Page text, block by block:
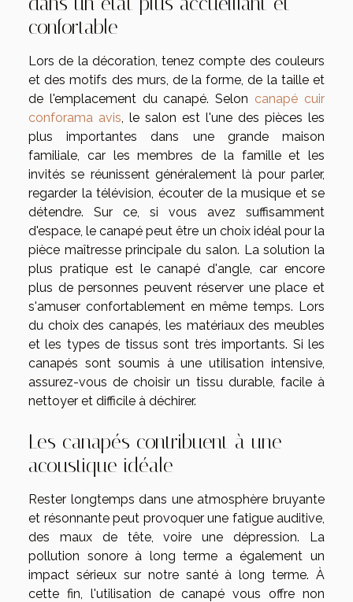
confortable
Lors de la décoration, tenez compte des couleurs
et des motifs des murs, de la forme, de la taille et
de l'emplacement du canapé. Selon canapé cuir
conforama avis , le salon est l'une des pièces les
plus importantes dans une grande maison
familiale, car les membres de la famille et les
invités se réunissent généralement là pour parler,
regarder la télévision, écouter de la musique et se
détendre. Sur ce, si vous avez suffisamment
d'espace, le canapé peut être un choix idéal pour la
pièce maîtresse principale du salon. La solution la
plus pratique est le canapé d'angle, car encore
plus de personnes peuvent réserver une place et
s'amuser confortablement en même temps. Lors
du choix des canapés, les matériaux des meubles
et les types de tissus sont très importants. Si les
canapés sont soumis à une utilisation intensive,
assurez-vous de choisir un tissu durable, facile à
nettoyer et difficile à déchirer.
Les canapés contribuent à une
acoustique idéale
Rester longtemps dans une atmosphère bruyante
et résonnante peut provoquer une fatigue auditive,
des maux de tête, voire une dépression. La
pollution sonore à long terme a également un
impact sérieux sur notre santé à long terme. À
cette fin, l'utilisation de canapé vous offre non